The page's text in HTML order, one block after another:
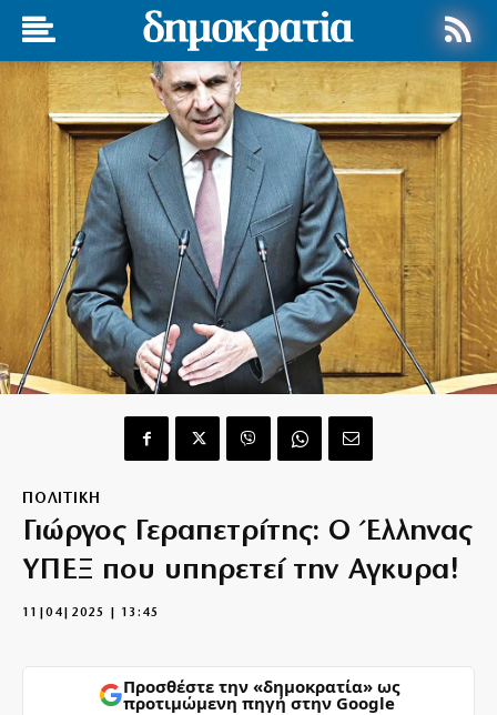
ΠΟΛΙΤΙΚΗ
Γιώργος Γεραπετρίτης: Ο Έλληνας
ΥΠΕΞ που υπηρετεί την Αγκυρα!
11|04|2025 | 13:45
Προσθέστε την «δημοκρατία» ως
προτιμώμενη πηγή στην Google